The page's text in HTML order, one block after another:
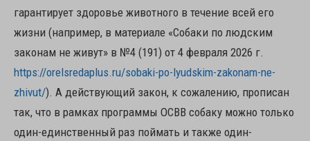
гарантирует здоровье животного в течение всей его
жизни (например, в материале «Собаки по людским
законам не живут» в №4 (191) от 4 февраля 2026 г.
https://orelsredaplus.ru/sobaki-po-lyudskim-zakonam-ne-
zhivut/). А действующий закон, к сожалению, прописан
так, что в рамках программы ОСВВ собаку можно только
один-единственный раз поймать и также один-